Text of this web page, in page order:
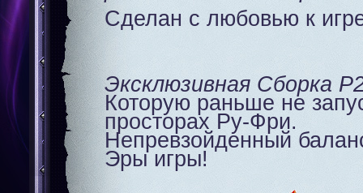
Сделан с любовью к
Эксклюзивная Сборка
Которую раньше не
просторах Ру-Фри.
Непревзойденный
Эры игры!